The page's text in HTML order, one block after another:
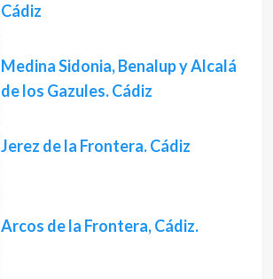
Cádiz
Medina Sidonia, Benalup y Alcalá
de los Gazules. Cádiz
Jerez de la Frontera. Cádiz
Arcos de la Frontera, Cádiz.